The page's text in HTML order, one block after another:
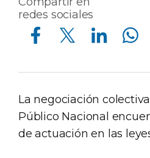
redes sociales
Compartir en Facebook Compartir en Twitter Compartir en Linkedin Compartir en Whatsapp
La negociación
Público Nacional
de actuación en las leyes